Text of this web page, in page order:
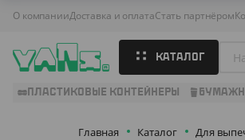
О компанииДоставка и оплатаСтать партнёром
КАТАЛОГ
ПЛАСТИКОВЫЕ КОНТЕЙНЕРЫ
Главная Каталог Для